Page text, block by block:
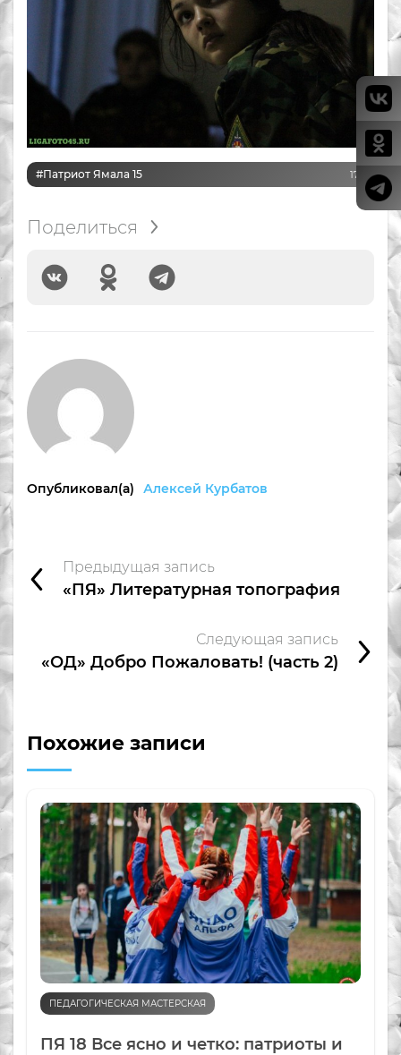
#Патриот Ямала 15 178
Поделиться
Опубликовал(а) Алексей Курбатов
Предыдущая запись
«ПЯ» Литературная топография
Следующая запись
«ОД» Добро Пожаловать! (часть 2)
Похожие записи
ПЕДАГОГИЧЕСКАЯ МАСТЕРСКАЯ
ПЯ 18 Все ясно и четко: патриоты и